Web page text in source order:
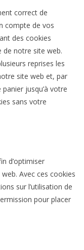
correct de
compte de vos
des cookies
de notre site web.
reprises les
site web et, par
jusqu’à votre
sans votre
d’optimiser
Avec ces cookies
sur l’utilisation de
pour placer